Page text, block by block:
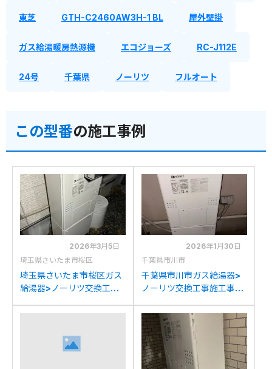
東芝 GTH-C2460AW3H-1 BL 屋外壁掛
ガス給湯暖房熱源機 エコジョーズ RC-J112E
24号 千葉県 ノーリツ フルオート
この型番の施工事例
2026年3月5日
埼玉県さいたま市桜区
埼玉県さいたま市桜区ガス
給湯器>ノーリツ交換工事
SK2400SAW2-3(A)から
C2460AW3H-1 BLへの交
2026年1月30日
千葉県市川市
千葉県市川市ガス給湯器>
ノーリツ交換工事施工事
C2448AW6H-1からノー
リツGTH-C2460AW3H-
1 BLへの交換